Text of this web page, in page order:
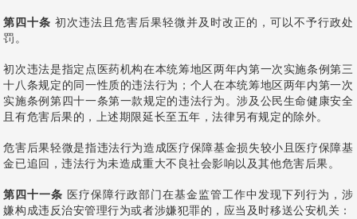
第四十条 初次违法且危害后果轻微并及时改正的，可以不予行政处
罚。
初次违法是指定点医药机构在本统筹地区两年内第一次实施条例第三
十八条规定的同一性质的违法行为；个人在本统筹地区两年内第一次
实施条例第四十一条第一款规定的违法行为。涉及公民生命健康安全
且有危害后果的，上述期限延长至五年，法律另有规定的除外。
危害后果轻微是指违法行为造成医疗保障基金损失较小且医疗保障基
金已追回，违法行为未造成重大不良社会影响以及其他危害后果。
第四十一条 医疗保障行政部门在基金监管工作中发现下列行为，涉
嫌构成违反治安管理行为或者涉嫌犯罪的，应当及时移送公安机关：